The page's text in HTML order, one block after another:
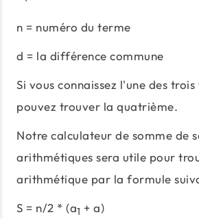
n = numéro du terme
d = la différence commune
Si vous connaissez l'une des
pouvez trouver la quatrième.
Notre calculateur de somme de
arithmétiques sera utile pour
arithmétique par la formule
S = n/2 * (a1 + a)